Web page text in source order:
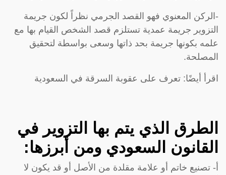
-الركن المعنوي فهو القصد الجرمي نظراً لكون جريمة
التزوير جريمة عمدية تستلزم قصد الشخص القيام بها مع
علمه بكونها جريمة بحد ذاتها وسعى بواسطة لتحقيق
المصلحة.
اقرأ أيضًا: تعرف على عقوبة السرقة في السعودية
الطرق الذي يتم بها التزوير في
القانون السعودي ومن أبرزها:
أ- تصنيع خاتم أو علامة مقلدة من الأصل أو قد يكون لا